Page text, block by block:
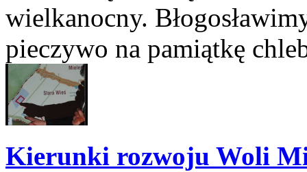
wielkanocny.
pieczywo na pamiątkę
Kierunki rozwoju Woli